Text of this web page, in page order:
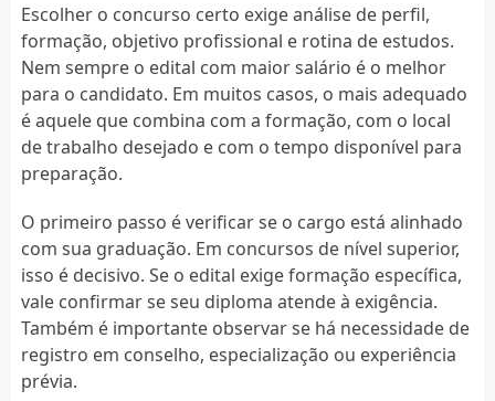
Escolher o concurso certo exige análise de perfil,
formação, objetivo profissional e rotina de estudos.
Nem sempre o edital com maior salário é o melhor
para o candidato. Em muitos casos, o mais adequado
é aquele que combina com a formação, com o local
de trabalho desejado e com o tempo disponível para
preparação.
O primeiro passo é verificar se o cargo está alinhado
com sua graduação. Em concursos de nível superior,
isso é decisivo. Se o edital exige formação específica,
vale confirmar se seu diploma atende à exigência.
Também é importante observar se há necessidade de
registro em conselho, especialização ou experiência
prévia.